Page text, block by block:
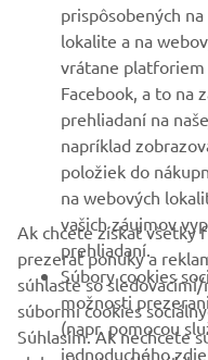
PODPORA
BULLETIN
Získajte medzi prvými
špeciálnych akciách,
prispôsobených
lokalite a na
vrátane platforiem
Facebook, a to na
prehliadaní na
napríklad
položiek do
na webových
vašich záujmov
prehliadaní.
Súbory cookies
možnosti
(napr. pomocou
jednoduchého
Ak chcete získať všetky
prezerať ponuky a
súhlaste so
súbormi cookies
Súhlasím. Ak nechcete